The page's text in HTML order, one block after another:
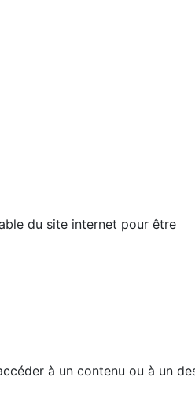
du site internet pour être
à un contenu ou à un